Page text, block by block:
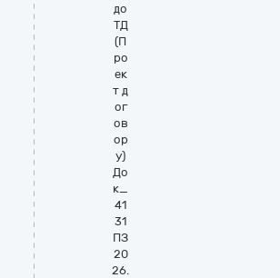
до
ТД
(П
ро
ек
т д
ог
ов
ор
у)
До
к_
41
31
ПЗ
20
26.